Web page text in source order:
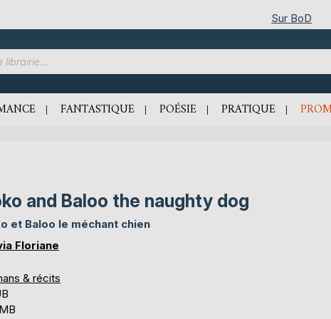
Sur BoD
FANTASTIQUE POÉSIE PRATIQUE
and Baloo the naughty dog
et Baloo le méchant chien
Floriane
& récits